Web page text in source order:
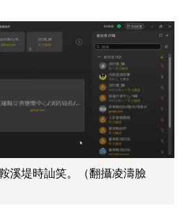
溪堤時訕笑。（翻攝凌濤臉